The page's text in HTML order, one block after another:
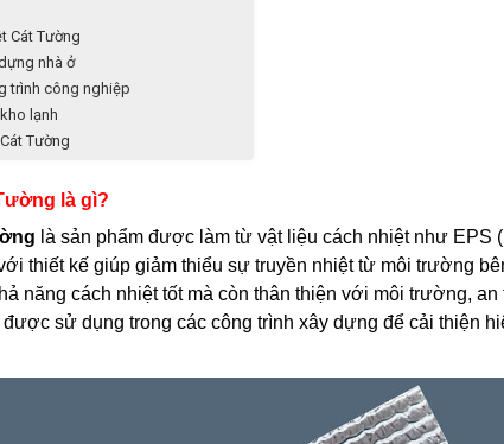
Cát Tường
nhà ở
trình công nghiệp
lạnh
Tường
là gì?
là sản phẩm được làm từ vật liệu cách nhiệt như EPS
thiết kế giúp giảm thiểu sự truyền nhiệt từ môi trường
năng cách nhiệt tốt mà còn thân thiện với môi trường,
sử dụng trong các công trình xây dựng để cải thiện